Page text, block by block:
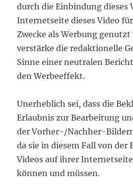
durch die Einbindung dieses
Internetseite dieses Video
Zwecke als Werbung genutzt
verstärke die redaktionelle
Sinne einer neutralen
den Werbeeffekt.
Unerheblich sei, dass die
Erlaubnis zur Bearbeitung
der Vorher-/Nachher-
da sie in diesem Fall von der
Videos auf ihrer
können und müssen.